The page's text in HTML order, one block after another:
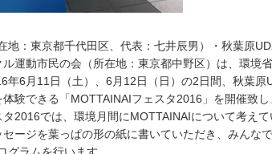
地：東京都千代田区、代表：七井辰男）・秋葉原
運動市民の会（所在地：東京都中野区）は、環境
6月11日（土）、6月12日（日）の2日間、秋葉原
験できる「MOTTAINAIフェスタ2016」を開催致
2016では、環境月間にMOTTAINAIについて考え
ージを葉っぱの形の紙に書いていただき、みんな